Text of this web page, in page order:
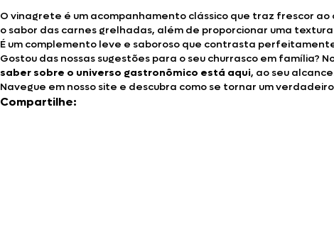
O vinagrete é um acompanhamento clássico que traz frescor
o sabor das carnes grelhadas, além de proporcionar uma
É um complemento leve e saboroso que contrasta
Gostou das nossas sugestões para o seu churrasco em
saber sobre o universo gastronômico está aqui, ao seu
Navegue em nosso site e descubra como se tornar um
Compartilhe: